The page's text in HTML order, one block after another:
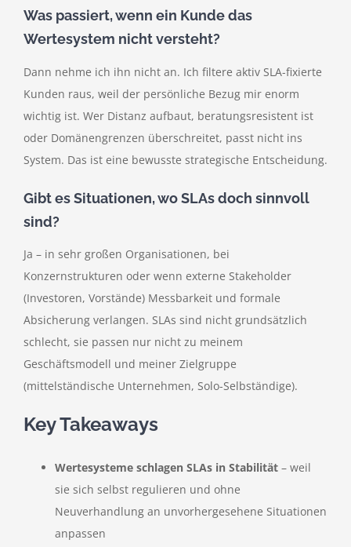
Was passiert, wenn ein Kunde das
Wertesystem nicht versteht?
Dann nehme ich ihn nicht an. Ich filtere aktiv SLA-fixierte
Kunden raus, weil der persönliche Bezug mir enorm
wichtig ist. Wer Distanz aufbaut, beratungsresistent ist
oder Domänengrenzen überschreitet, passt nicht ins
System. Das ist eine bewusste strategische Entscheidung.
Gibt es Situationen, wo SLAs doch sinnvoll
sind?
Ja – in sehr großen Organisationen, bei
Konzernstrukturen oder wenn externe Stakeholder
(Investoren, Vorstände) Messbarkeit und formale
Absicherung verlangen. SLAs sind nicht grundsätzlich
schlecht, sie passen nur nicht zu meinem
Geschäftsmodell und meiner Zielgruppe
(mittelständische Unternehmen, Solo-Selbständige).
Key Takeaways
Wertesysteme schlagen SLAs in Stabilität – weil
sie sich selbst regulieren und ohne
Neuverhandlung an unvorhergesehene Situationen
anpassen